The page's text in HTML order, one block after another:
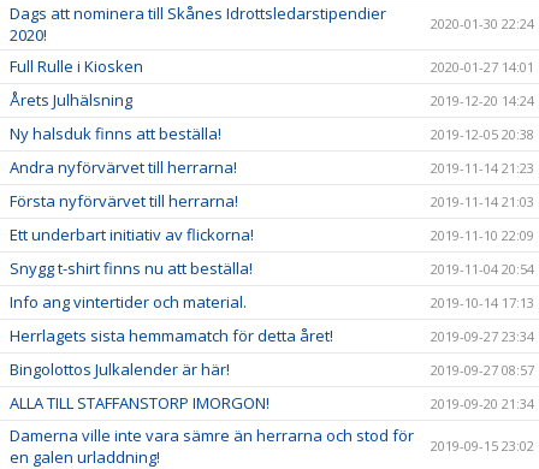
Dags att nominera till Skånes Idrottsledarstipendier
2020!
2020-01-30 22:24
Full Rulle i Kiosken 2020-01-27 14:01
Årets Julhälsning 2019-12-20 14:24
Ny halsduk finns att beställa! 2019-12-05 20:38
Andra nyförvärvet till herrarna! 2019-11-14 21:23
Första nyförvärvet till herrarna! 2019-11-14 21:03
Ett underbart initiativ av flickorna! 2019-11-10 22:09
Snygg t-shirt finns nu att beställa! 2019-11-04 20:54
Info ang vintertider och material. 2019-10-14 17:13
Herrlagets sista hemmamatch för detta året! 2019-09-27 23:34
Bingolottos Julkalender är här! 2019-09-27 08:57
ALLA TILL STAFFANSTORP IMORGON! 2019-09-20 21:34
Damerna ville inte vara sämre än herrarna och stod för
en galen urladdning!
2019-09-15 23:02